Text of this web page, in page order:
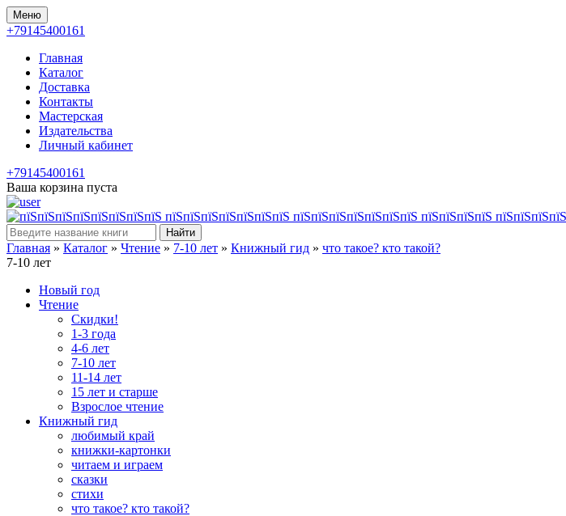
Меню
+79145400161
Главная
Каталог
Доставка
Контакты
Мастерская
Издательства
Личный кабинет
+79145400161
Ваша корзина пуста
Найти
Главная » Каталог » Чтение » 7-10 лет » Книжный гид » что такое? кто такой?
7-10 лет
Новый год
Чтение
Скидки!
1-3 года
4-6 лет
7-10 лет
11-14 лет
15 лет и старше
Взрослое чтение
Книжный гид
любимый край
книжки-картонки
читаем и играем
сказки
стихи
что такое? кто такой?